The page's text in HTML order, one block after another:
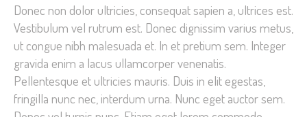
Donec non dolor ultricies, consequat sapien a, ultrices est.
Vestibulum vel rutrum est. Donec dignissim varius metus,
ut congue nibh malesuada et. In et pretium sem. Integer
gravida enim a lacus ullamcorper venenatis.
Pellentesque et ultricies mauris. Duis in elit egestas,
fringilla nunc nec, interdum urna. Nunc eget auctor sem.